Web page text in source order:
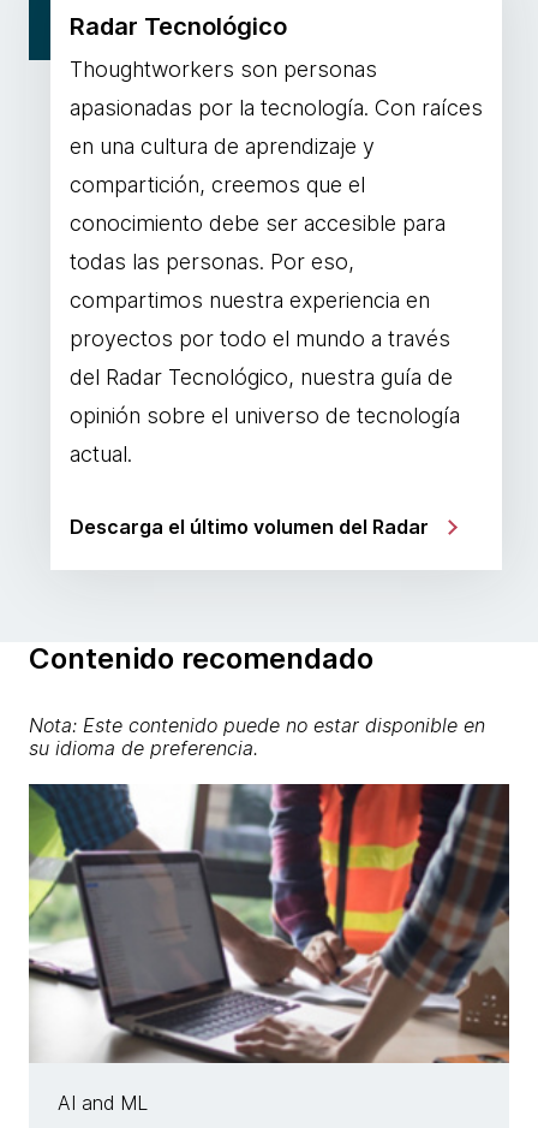
Radar Tecnológico
Thoughtworkers son personas
apasionadas por la tecnología. Con raíces
en una cultura de aprendizaje y
compartición, creemos que el
conocimiento debe ser accesible para
todas las personas. Por eso,
compartimos nuestra experiencia en
proyectos por todo el mundo a través
del Radar Tecnológico, nuestra guía de
opinión sobre el universo de tecnología
actual.
Descarga el último volumen del Radar
Contenido recomendado
Nota: Este contenido puede no estar disponible en
su idioma de preferencia.
AI and ML